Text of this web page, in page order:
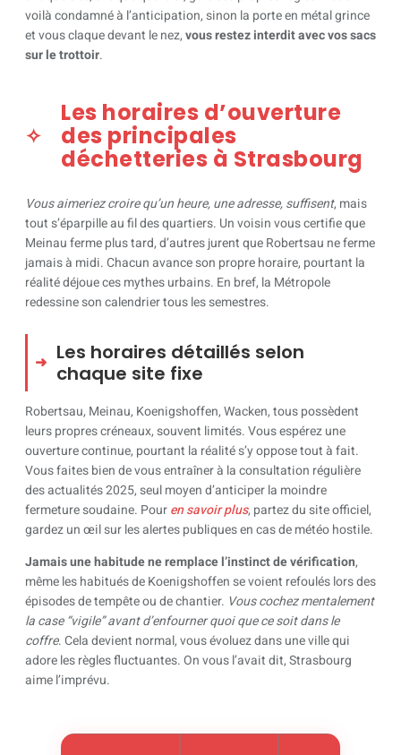
voilà condamné à l’anticipation, sinon la porte en métal grince
et vous claque devant le nez,vous restez interdit avec vos sacs
sur le trottoir.
Les horaires d’ouverture
des principales
déchetteries à Strasbourg
Vous aimeriez croire qu’un heure, une adresse, suffisent, mais
tout s’éparpille au fil des quartiers. Un voisin vous certifie que
Meinau ferme plus tard, d’autres jurent que Robertsau ne ferme
jamais à midi. Chacun avance son propre horaire, pourtant la
réalité déjoue ces mythes urbains. En bref, la Métropole
redessine son calendrier tous les semestres.
Les horaires détaillés selon
chaque site fixe
Robertsau, Meinau, Koenigshoffen, Wacken, tous possèdent
leurs propres créneaux, souvent limités. Vous espérez une
ouverture continue, pourtant la réalité s’y oppose tout à fait.
Vous faites bien de vous entraîner à la consultation régulière
des actualités 2025, seul moyen d’anticiper la moindre
fermeture soudaine. Pouren savoir plus, partez du site officiel,
gardez un œil sur les alertes publiques en cas de météo hostile.
Jamais une habitude ne remplace l’instinct de vérification,
même les habitués de Koenigshoffen se voient refoulés lors des
épisodes de tempête ou de chantier. Vous cochez mentalement
la case “vigile” avant d’enfourner quoi que ce soit dans le
coffre. Cela devient normal, vous évoluez dans une ville qui
adore les règles fluctuantes. On vous l’avait dit, Strasbourg
aime l’imprévu.